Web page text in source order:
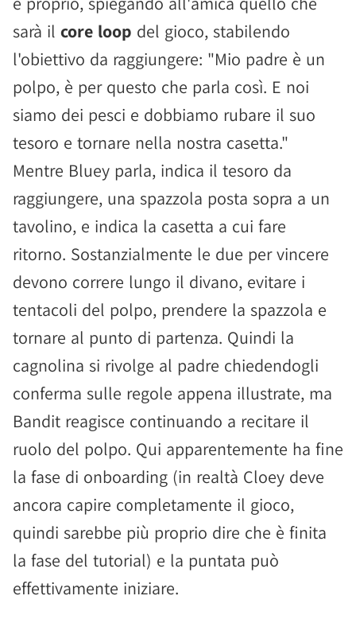
sarà il core loop del gioco, stabilendo
l'obiettivo da raggiungere: "Mio padre è un
polpo, è per questo che parla così. E noi
siamo dei pesci e dobbiamo rubare il suo
tesoro e tornare nella nostra casetta."
Mentre Bluey parla, indica il tesoro da
raggiungere, una spazzola posta sopra a un
tavolino, e indica la casetta a cui fare
ritorno. Sostanzialmente le due per vincere
devono correre lungo il divano, evitare i
tentacoli del polpo, prendere la spazzola e
tornare al punto di partenza. Quindi la
cagnolina si rivolge al padre chiedendogli
conferma sulle regole appena illustrate, ma
Bandit reagisce continuando a recitare il
ruolo del polpo. Qui apparentemente ha fine
la fase di onboarding (in realtà Cloey deve
ancora capire completamente il gioco,
quindi sarebbe più proprio dire che è finita
la fase del tutorial) e la puntata può
effettivamente iniziare.